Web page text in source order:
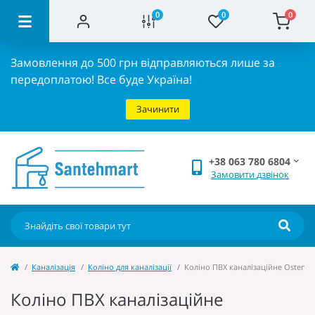
0 0 0
Замовлення до 500 грн відправляються лише за
передоплатою! Все буде Україна!
Зачинити
+38 063 780 6804
Замовити дзвінок
Каналізація Коліно для каналізації Коліно ПВХ каналізаційне
Коліно ПВХ каналізаційне